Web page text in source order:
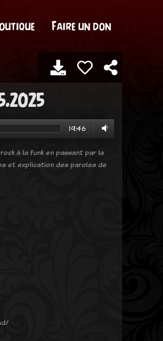
Faire un don
19:46
à la funk en passant par la
et explication des paroles de